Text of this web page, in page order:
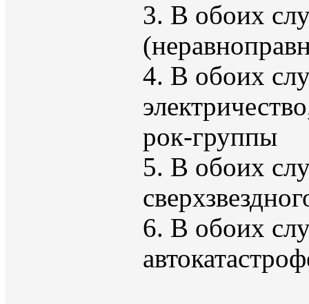
3. В обоих
4. В обоих
рок-группы
5. В обоих
6. В обоих